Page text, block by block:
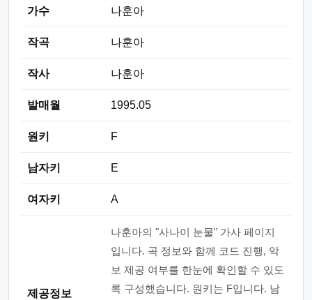
가수 나훈아
작곡 나훈아
작사 나훈아
발매월 1995.05
원키 F
남자키 E
여자키 A
제공정보
나훈아의 "사나이 눈물" 가사 페이지
입니다. 곡 정보와 함께 코드 진행, 악
보 제공 여부를 한눈에 확인할 수 있도
록 구성했습니다. 원키는 F입니다. 남